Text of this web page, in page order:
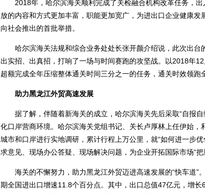
2018年，哈尔滨海关顺利完成了关检融合机构改革任务，出
放的内容和方式更加丰富，职能更加宽广，为进出口企业健康
向社会推出的首批举措。
哈尔滨海关法规和综合业务处处长张开颜介绍说，此次出台
出实招、出真招，打响了一场与时间赛跑的攻坚战。以2018年
超额完成全年压缩整体通关时间三分之一的任务，通关时效领跑
助力黑龙江外贸高速发展
据了解，伴随着新海关的成立，哈尔滨海关先后采取“自报自
化口岸营商环境。哈尔滨海关党组书记、关长卢厚林上任伊始
城市和口岸进行实地调研，累计行程上万公里，就“如何进一步
求意见、现场办公答疑、现场解决问题，为企业开拓国际市场“把
海关的不懈努力，助力黑龙江外贸迈进高速发展的“快车道”
期全国进出口增速11.8个百分点。其中，出口总值47亿元，增